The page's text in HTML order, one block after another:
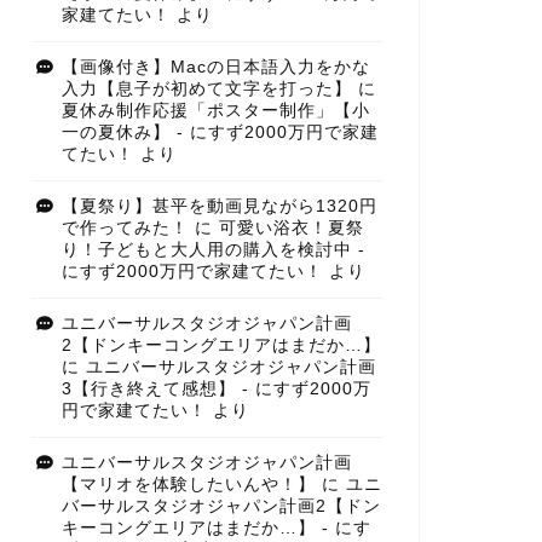
家建てたい！
より
【画像付き】Macの日本語入力をかな
入力【息子が初めて文字を打った】
に
夏休み制作応援「ポスター制作」【小
一の夏休み】 - にすず2000万円で家建
てたい！
より
【夏祭り】甚平を動画見ながら1320円
で作ってみた！
に 可愛い浴衣！夏祭
り！子どもと大人用の購入を検討中 -
にすず2000万円で家建てたい！
より
ユニバーサルスタジオジャパン計画
2【ドンキーコングエリアはまだか…】
に ユニバーサルスタジオジャパン計画
3【行き終えて感想】 - にすず2000万
円で家建てたい！
より
ユニバーサルスタジオジャパン計画
【マリオを体験したいんや！】
に ユニ
バーサルスタジオジャパン計画2【ドン
キーコングエリアはまだか…】 - にす